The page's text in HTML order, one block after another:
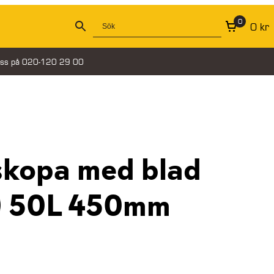
0 0 kr
på 020-120 29 00
med blad
450mm